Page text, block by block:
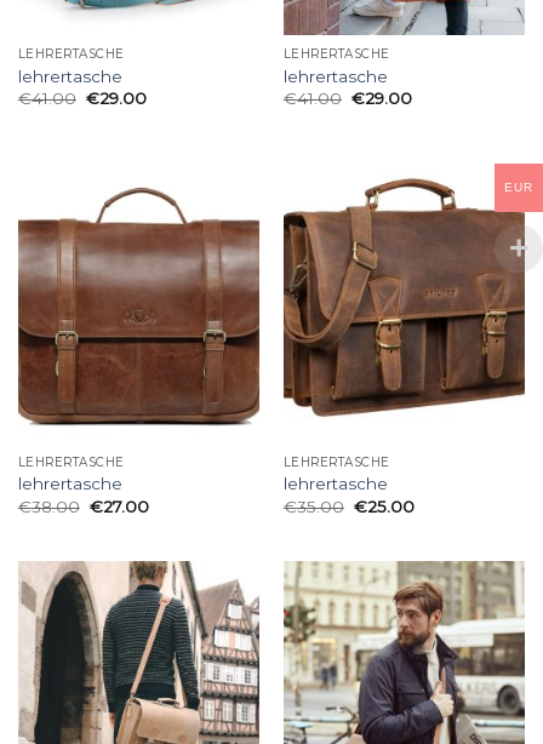
LEHRERTASCHE
lehrertasche
€41.00 €29.00
LEHRERTASCHE
lehrertasche
€41.00 €29.00
LEHRERTASCHE
lehrertasche
€38.00 €27.00
LEHRERTASCHE
lehrertasche
€35.00 €25.00
EUR